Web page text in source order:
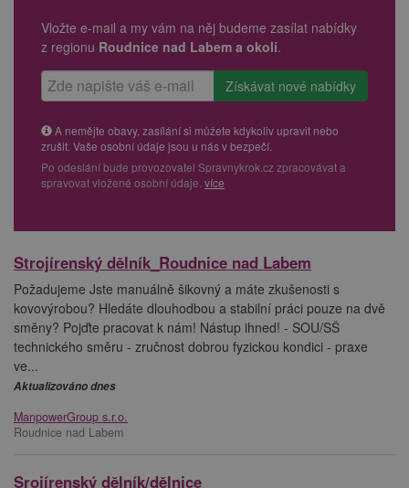
Vložte e-mail a my vám na něj budeme zasílat nabídky
z regionu Roudnice nad Labem a okolí.
A nemějte obavy, zasílání si můžete kdykoliv upravit nebo
zrušit. Vaše osobní údaje jsou u nás v bezpečí.
Po odeslání bude provozovatel Spravnykrok.cz zpracovávat a
spravovat vložené osobní údaje. více
Strojírenský dělník_Roudnice nad Labem
Požadujeme Jste manuálně šikovný a máte zkušenosti s
kovovýrobou? Hledáte dlouhodbou a stabilní práci pouze na dvě
směny? Pojďte pracovat k nám! Nástup ihned! - SOU/SŠ
technického směru - zručnost dobrou fyzickou kondici - praxe
ve...
Aktualizováno dnes
ManpowerGroup s.r.o.
Roudnice nad Labem
Srojírenský dělník/dělnice